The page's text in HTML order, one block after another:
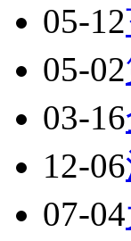
05-12
05-02
03-16
12-06
07-04